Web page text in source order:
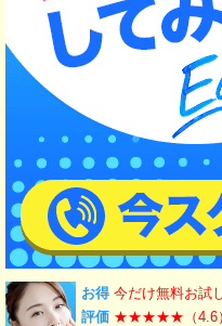
お得 今だけ無料お試
評価 ★★★★★（4.6